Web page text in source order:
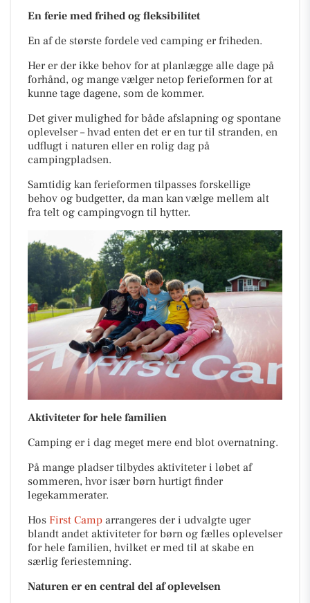
En ferie med frihed og fleksibilitet
En af de største fordele ved camping er friheden.
Her er der ikke behov for at planlægge alle dage på
forhånd, og mange vælger netop ferieformen for at
kunne tage dagene, som de kommer.
Det giver mulighed for både afslapning og spontane
oplevelser – hvad enten det er en tur til stranden, en
udflugt i naturen eller en rolig dag på
campingpladsen.
Samtidig kan ferieformen tilpasses forskellige
behov og budgetter, da man kan vælge mellem alt
fra telt og campingvogn til hytter.
Aktiviteter for hele familien
Camping er i dag meget mere end blot overnatning.
På mange pladser tilbydes aktiviteter i løbet af
sommeren, hvor især børn hurtigt finder
legekammerater.
Hos First Camp arrangeres der i udvalgte uger
blandt andet aktiviteter for børn og fælles oplevelser
for hele familien, hvilket er med til at skabe en
særlig feriestemning.
Naturen er en central del af oplevelsen